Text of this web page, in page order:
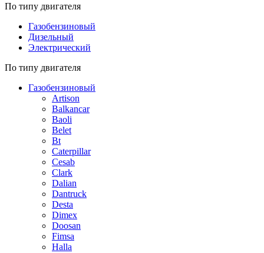
По типу двигателя
Газобензиновый
Дизельный
Электрический
По типу двигателя
Газобензиновый
Artison
Balkancar
Baoli
Belet
Bt
Caterpillar
Cesab
Clark
Dalian
Dantruck
Desta
Dimex
Doosan
Fimsa
Halla